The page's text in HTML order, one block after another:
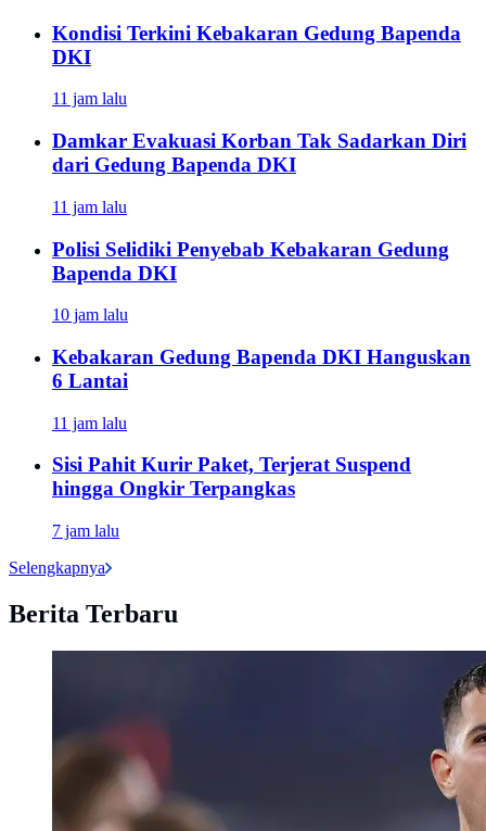
Kondisi Terkini Kebakaran Gedung Bapenda
DKI
11 jam lalu
Damkar Evakuasi Korban Tak Sadarkan Diri
dari Gedung Bapenda DKI
11 jam lalu
Polisi Selidiki Penyebab Kebakaran Gedung
Bapenda DKI
10 jam lalu
Kebakaran Gedung Bapenda DKI Hanguskan
6 Lantai
11 jam lalu
Sisi Pahit Kurir Paket, Terjerat Suspend
hingga Ongkir Terpangkas
7 jam lalu
Selengkapnya
Berita Terbaru